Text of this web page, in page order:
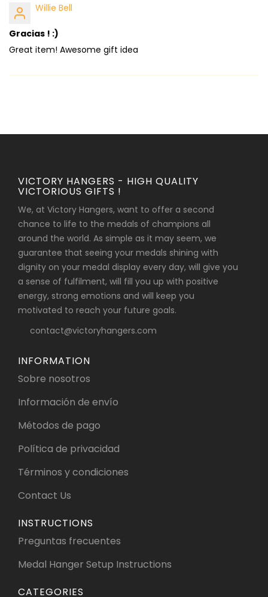
Willie Bell
Gracias ! :)
Great item! Awesome gift idea
VICTORY HANGERS - HIGH QUALITY
VICTORIOUS GIFTS !
We, at Victory Hangers, want to offer a second
chance to life to the medals of champions all
around the world. As simple as it may seem, we
guarantee that seeing your medals shining with
dignity on your medal display every day, will give you
a sense of fulfilment, will fill you up with positive
energy, strong emotions and will keep you
motivated to reach your future goals.
contact@victoryhangers.com
INFORMATION
Sobre nosotros
Información de envío
Métodos de pago
Política de privacidad
Términos y condiciones
Contact Us
INSTRUCTIONS
Preguntas frecuentes
Medal Hanger Setup Instructions
CATEGORIES